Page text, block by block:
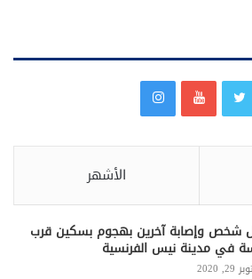
الأشهر
شخص وإصابة آخرين بهجوم بسكين قرب
في مدينة نيس الفرنسية
2020